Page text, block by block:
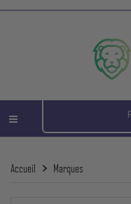
Accueil Marques